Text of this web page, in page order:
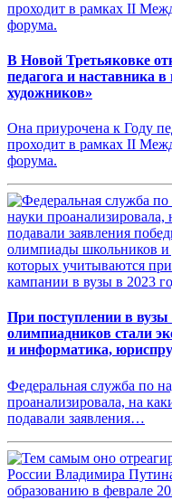
В Новой Третьяковке
педагога и наставника
художников»
Она приурочена к Году
проходит в рамках II
форума.
При поступлении в
олимпиадников стали
и информатика,
Федеральная служба по
проанализировала, на
подавали заявления…